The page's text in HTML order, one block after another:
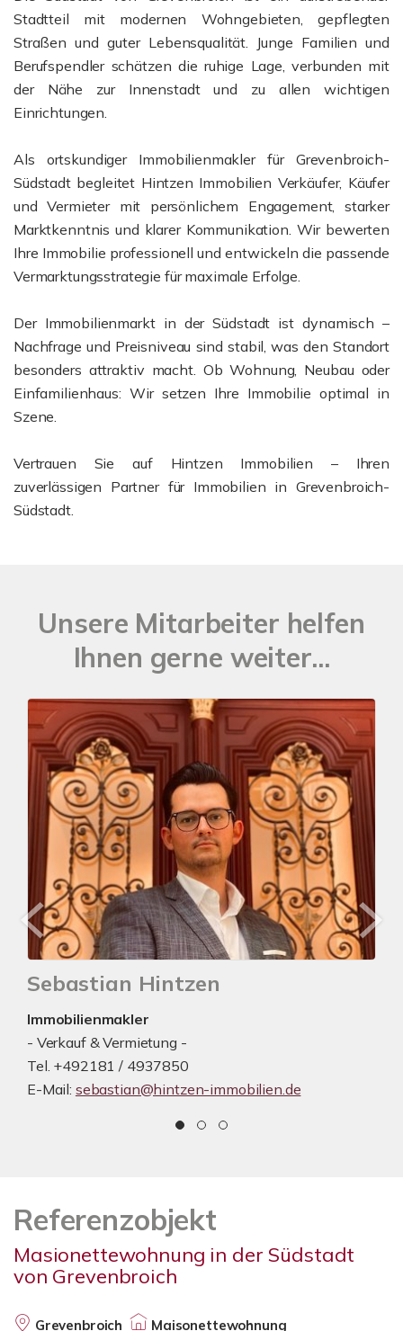
Stadtteil mit modernen Wohngebieten, gepflegten
Straßen und guter Lebensqualität. Junge Familien und
Berufspendler schätzen die ruhige Lage, verbunden mit
der Nähe zur Innenstadt und zu allen wichtigen
Einrichtungen.
Als ortskundiger Immobilienmakler für Grevenbroich-
Südstadt begleitet Hintzen Immobilien Verkäufer, Käufer
und Vermieter mit persönlichem Engagement, starker
Marktkenntnis und klarer Kommunikation. Wir bewerten
Ihre Immobilie professionell und entwickeln die passende
Vermarktungsstrategie für maximale Erfolge.
Der Immobilienmarkt in der Südstadt ist dynamisch –
Nachfrage und Preisniveau sind stabil, was den Standort
besonders attraktiv macht. Ob Wohnung, Neubau oder
Einfamilienhaus: Wir setzen Ihre Immobilie optimal in
Szene.
Vertrauen Sie auf Hintzen Immobilien – Ihren
zuverlässigen Partner für Immobilien in Grevenbroich-
Südstadt.
Unsere Mitarbeiter helfen
Ihnen gerne weiter...
Sebastian Hintzen
Immobilienmakler
- Verkauf & Vermietung -
Tel. +492181 / 4937850
E-Mail: sebastian@hintzen-immobilien.de
Referenzobjekt
Masionettewohnung in der Südstadt
von Grevenbroich
Grevenbroich Maisonettewohnung